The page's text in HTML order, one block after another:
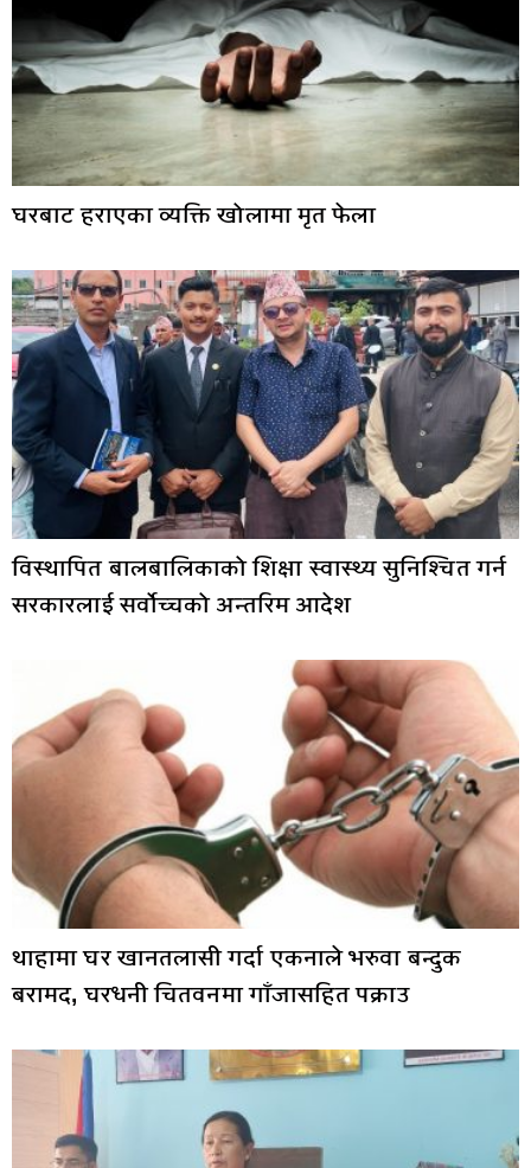
घरबाट हराएका व्यक्ति खोलामा मृत फेला
विस्थापित बालबालिकाको शिक्षा स्वास्थ्य सुनिश्चित गर्न
सरकारलाई सर्वोच्चको अन्तरिम आदेश
थाहामा घर खानतलासी गर्दा एकनाले भरुवा बन्दुक
बरामद, घरधनी चितवनमा गाँजासहित पक्राउ